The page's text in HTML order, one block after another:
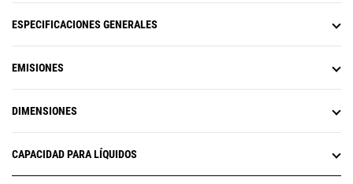
ESPECIFICACIONES GENERALES
EMISIONES
DIMENSIONES
CAPACIDAD PARA LÍQUIDOS